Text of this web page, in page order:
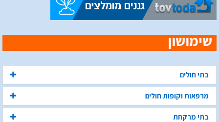
בתי חולים
מרפאות וקופות חולים
בתי מרקחת